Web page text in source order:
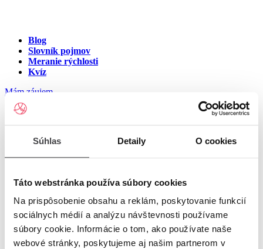
Súhlas Detaily O cookies
Táto webstránka používa súbory cookies
Na prispôsobenie obsahu a reklám, poskytovanie funkcií
sociálnych médií a analýzu návštevnosti používame
súbory cookie. Informácie o tom, ako používate naše
webové stránky, poskytujeme aj našim partnerom v
Blog
Slovník pojmov
Meranie rýchlosti
Kvíz
Mám záujem
Internet na ulici Snežienková,
Komárno
Zadajte číslo vchodu pre zobrazenie ponuky internetu v meste
Zadajte číslo domu/vchodupre zobrazenie ponuky internetu v
lokalite Komárno